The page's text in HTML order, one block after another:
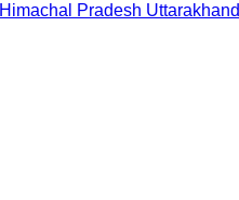
Himachal Pradesh Uttarakhand